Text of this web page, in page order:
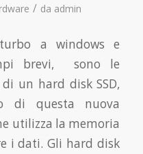
/ da admin
a windows e
brevi, sono le
un hard disk SSD,
di questa nuova
utilizza la memoria
i dati. Gli hard disk